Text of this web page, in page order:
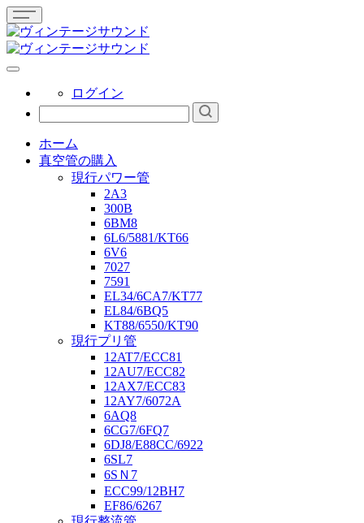
ログイン
ホーム
真空管の購入
現行パワー管
2A3
300B
6BM8
6L6/5881/KT66
6V6
7027
7591
EL34/6CA7/KT77
EL84/6BQ5
KT88/6550/KT90
現行プリ管
12AT7/ECC81
12AU7/ECC82
12AX7/ECC83
12AY7/6072A
6AQ8
6CG7/6FQ7
6DJ8/E88CC/6922
6SL7
6SＮ7
ECC99/12BH7
EF86/6267